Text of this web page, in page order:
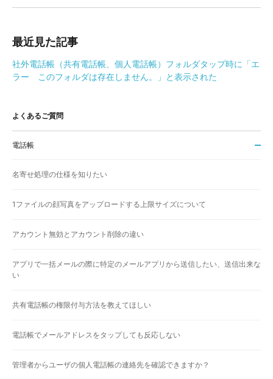
最近見た記事
社外電話帳（共有電話帳、個人電話帳）フォルダタップ時に「エ
ラー このフォルダは存在しません。」と表示された
よくあるご質問
電話帳
名寄せ処理の仕様を知りたい
1ファイルの顔写真をアップロードする上限サイズについて
アカウント無効とアカウント削除の違い
アプリで一括メールの際に特定のメールアプリから送信したい、送信出来な
い
共有電話帳の権限付与方法を教えてほしい
電話帳でメールアドレスをタップしても反応しない
管理者からユーザの個人電話帳の連絡先を確認できますか？